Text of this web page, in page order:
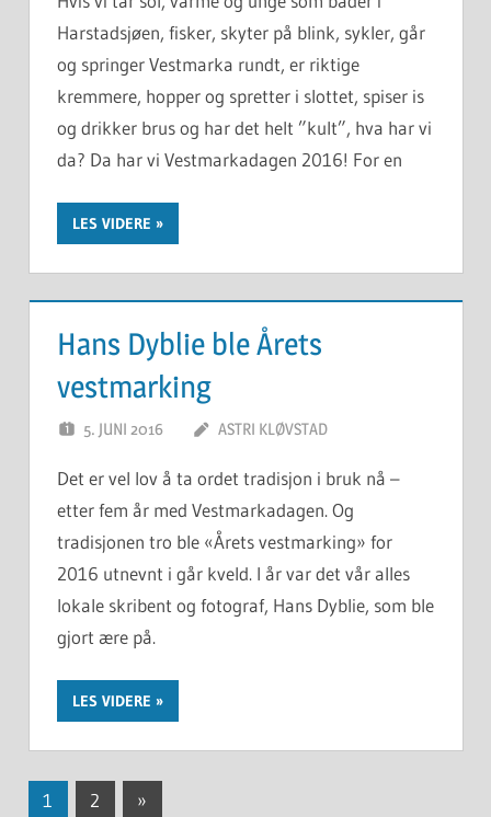
Harstadsjøen, fisker, skyter på blink, sykler, går
og springer Vestmarka rundt, er riktige
kremmere, hopper og spretter i slottet, spiser is
og drikker brus og har det helt ”kult”, hva har vi
da? Da har vi Vestmarkadagen 2016! For en
LES VIDERE
Hans Dyblie ble Årets
vestmarking
5. JUNI 2016 ASTRI KLØVSTAD
Det er vel lov å ta ordet tradisjon i bruk nå –
etter fem år med Vestmarkadagen. Og
tradisjonen tro ble «Årets vestmarking» for
2016 utnevnt i går kveld. I år var det vår alles
lokale skribent og fotograf, Hans Dyblie, som ble
gjort ære på.
LES VIDERE
Innleggnavigasjon
1 2
Next
»